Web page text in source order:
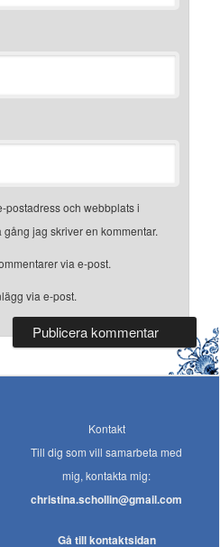
postadress och webbplats i
jag skriver en kommentar.
via e-post.
via e-post.
Kontakt
Till dig som vill samarbeta med
mig, kontakta mig:
christina.schollin@gmail.com
Gå till kontaktsidan